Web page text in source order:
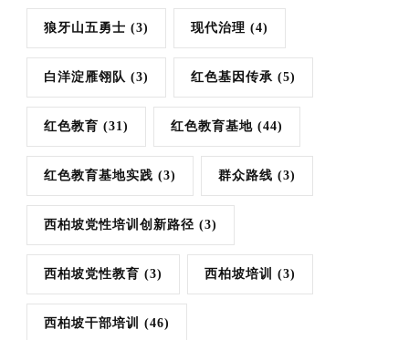
狼牙山五勇士 (3) 现代治理 (4)
白洋淀雁翎队 (3) 红色基因传承 (5)
红色教育 (31) 红色教育基地 (44)
红色教育基地实践 (3) 群众路线 (3)
西柏坡党性培训创新路径 (3)
西柏坡党性教育 (3) 西柏坡培训 (3)
西柏坡干部培训 (46)